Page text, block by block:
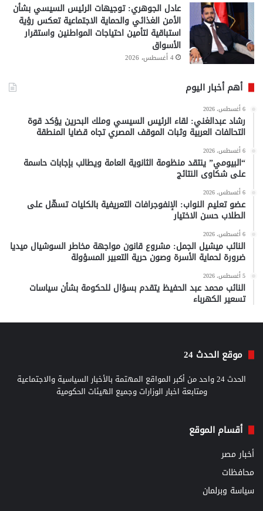
عادل الجوهري: توجيهات الرئيس السيسي بشأن
الأمن الغذائي والحماية الاجتماعية تعكس رؤية
استباقية لتأمين احتياجات المواطنين واستقرار
الأسواق
4 أغسطس، 2026
أهم أخبار اليوم
6 أغسطس، 2026
رشاد عبدالغني: لقاء الرئيس السيسي وملك البحرين يؤكد قوة
التحالفات العربية وثبات الموقف المصري تجاه قضايا المنطقة
6 أغسطس، 2026
“البيومي” ينتقد منظومة الثانوية العامة ويطالب بإجابات حاسمة
على شكاوى النتائج
6 أغسطس، 2026
عضو تعليم النواب: الإنفوجرافات التعريفية بالكليات تسهّل على
الطلاب حسن الاختيار
6 أغسطس، 2026
النائب ميشيل الجمل: مشروع قانون مواجهة مخاطر السوشيال ميديا
ضرورة لحماية الأسرة وصون حرية التعبير المسؤولة
5 أغسطس، 2026
النائب محمد عبد الحفيظ يتقدم بسؤال للحكومة بشأن سياسات
تسعير الكهرباء
موقع الحدث 24
الحدث 24 واحد من أكبر المواقع المهتمة بالأخبار السياسية والاجتماعية
ومتابعة اخبار الوزارات وجميع الهيئات الحكومية
أقسام الموقع
أخبار مصر
محافظات
سياسة وبرلمان